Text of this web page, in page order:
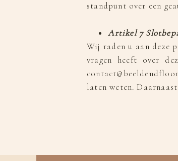
standpunt over een
Artikel 7
Wij raden u aan deze
vragen heeft over
laten weten.